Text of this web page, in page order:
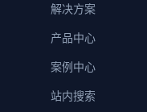
解决方案
产品中心
案例中心
站内搜索